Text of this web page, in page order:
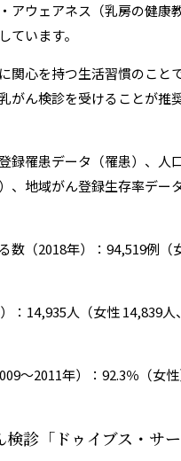
アウェアネス（乳房の健康
ています。
関心を持つ生活習慣のこと
がん検診を受けることが推
録罹患データ（罹患）、人
、地域がん登録生存率デー
数（2018年）：94,519例（
：14,935人（女性 14,839人
～2011年）：92.3％（女性
診「ドゥイブス・サ